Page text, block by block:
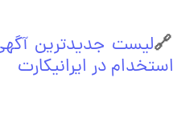
🔗لیست جدیدترین
استخدام در ایرانیکارت